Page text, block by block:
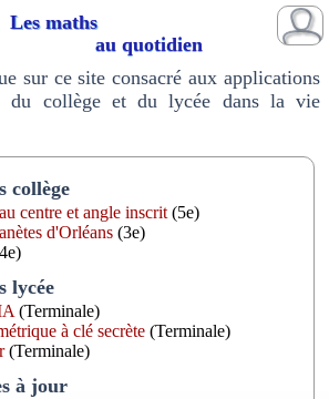
Les maths
au quotidien
sur ce site consacré aux applications
du collège et du lycée dans la vie
collège
centre et angle inscrit (5e)
d'Orléans (3e)
lycée
(Terminale)
à clé secrète (Terminale)
(Terminale)
à jour